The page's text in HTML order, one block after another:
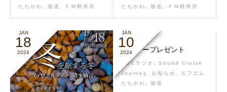
たちかわ
放送 ＦＭ軽井沢
たちかわ
放送 ＦＭ軽井沢
JAN
18
2024
JAN
10
2024
リスナープレゼント
MBCラジオ
Sound Cruise
Journey
お知らせ
エフエム
たちかわ
放送